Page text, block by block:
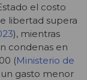
el costo
libertad supera
), mientras
condenas en
(Ministerio de
gasto menor